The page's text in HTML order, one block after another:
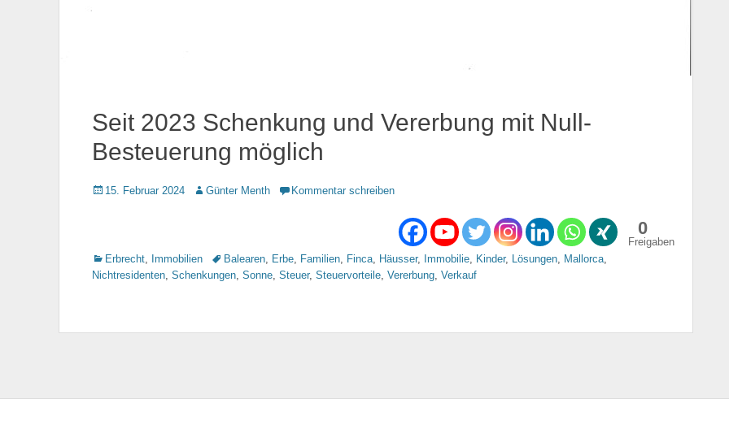
Seit 2023 Schenkung und Vererbung mit Null-
Besteuerung möglich
Gepostet
15. Februar 2024 AutorGünter Menth Kommentar schreiben
0
Freigaben
Kategorien
Erbrecht, Immobilien TagsBalearen, Erbe, Familien, Finca, Häusser, Immobilie, Kinder, Lösungen, Mallorca,
Nichtresidenten, Schenkungen, Sonne, Steuer, Steuervorteile, Vererbung, Verkauf